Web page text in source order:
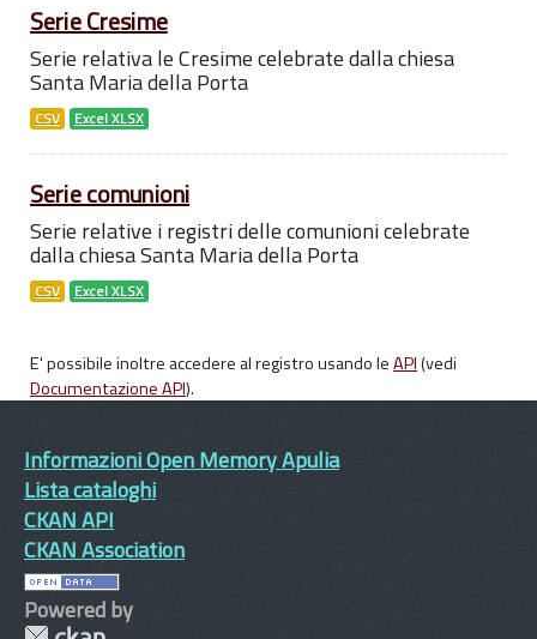
Serie Cresime
Serie relativa le Cresime celebrate dalla chiesa
Santa Maria della Porta
CSV Excel XLSX
Serie comunioni
Serie relative i registri delle comunioni celebrate
dalla chiesa Santa Maria della Porta
CSV Excel XLSX
E' possibile inoltre accedere al registro usando leAPI(vedi
Documentazione API).
Informazioni Open Memory Apulia
Lista cataloghi
CKAN API
CKAN Association
Powered by